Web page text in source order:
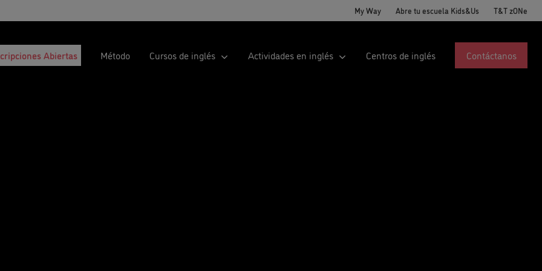
My Way Abre tu escuela Kids&Us T&T zONe
Abiertas Método Cursos de inglés Actividades en inglés Centros de inglés Contáctanos